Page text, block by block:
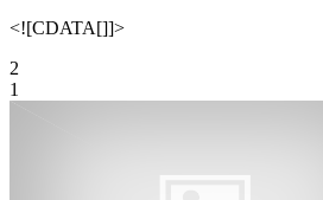
<![CDATA[]]>
2
1